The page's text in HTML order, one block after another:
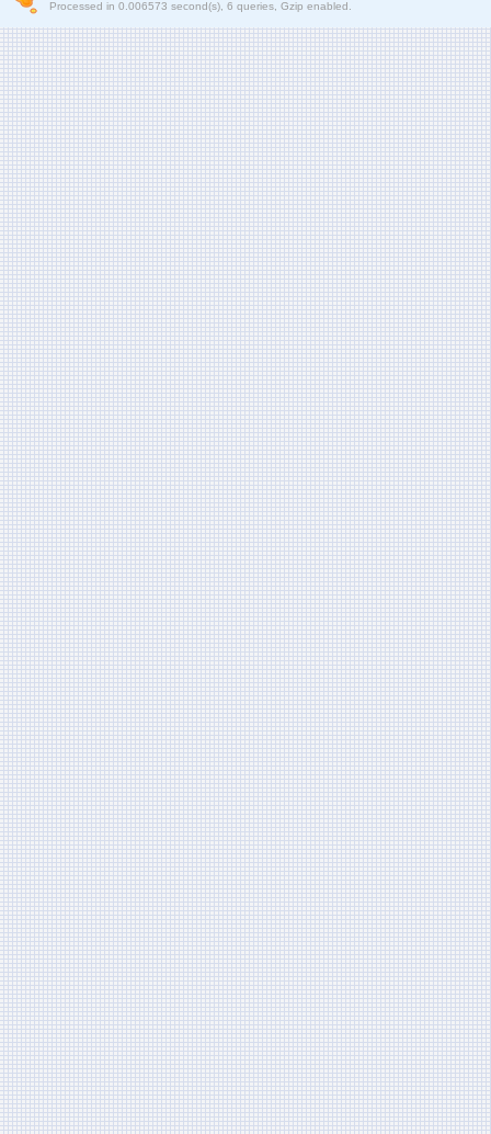
Processed in 0.006573 second(s), 6 queries, Gzip enabled.